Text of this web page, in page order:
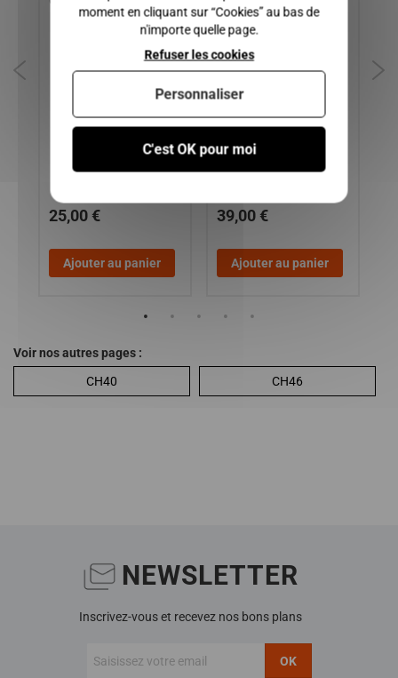
25,00 €
Ajouter au panier
FOCS ET PROGRESS ,
MICROCAR / LIGIER /
CHATENET / BELLIER /
JDM / DUE /
39,00 €
Ajouter au panier
Voir nos autres pages :
CH40
CH46
NEWSLETTER
Inscrivez-vous et recevez nos bons plans
OK
moment en cliquant sur “Cookies” au bas de
n'importe quelle page.
C'est OK pour moi
Refuser les cookies
Personnaliser